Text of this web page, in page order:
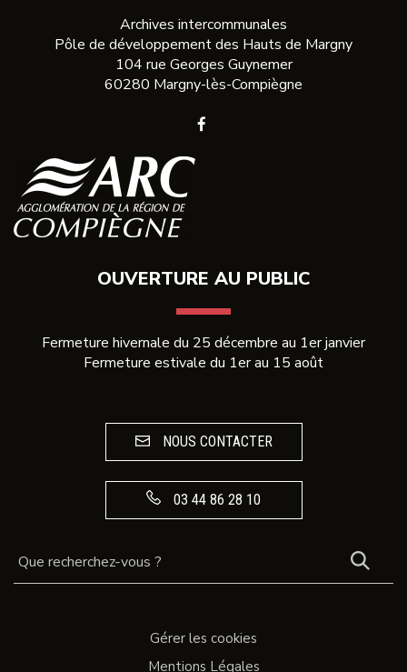
Archives intercommunales
Pôle de développement des Hauts de Margny
104 rue Georges Guynemer
60280 Margny-lès-Compiègne
OUVERTURE AU PUBLIC
Fermeture hivernale du 25 décembre au 1er janvier
Fermeture estivale du 1er au 15 août
NOUS CONTACTER
03 44 86 28 10
Gérer les cookies
Mentions Légales